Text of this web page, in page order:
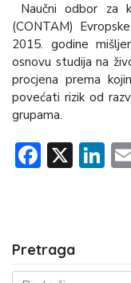
Naučni odbor za
(CONTAM)
2015. godine
osnovu studija na
procjena prema
povećati rizik od
grupama.
X
Pretraga